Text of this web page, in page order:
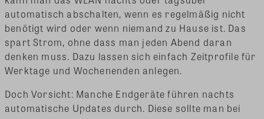
automatisch abschalten, wenn es regelmäßig nicht
benötigt wird oder wenn niemand zu Hause ist. Das
spart Strom, ohne dass man jeden Abend daran
denken muss. Dazu lassen sich einfach Zeitprofile für
Werktage und Wochenenden anlegen.
Doch Vorsicht: Manche Endgeräte führen nachts
automatische Updates durch. Diese sollte man bei